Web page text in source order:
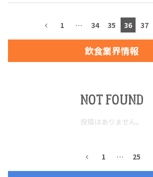
TEQUILA JOURNAL
メキシコ旅行
1 … 34 35 36 37
飲食業界情報
NOT FOUND
投稿はありません。
1 … 25